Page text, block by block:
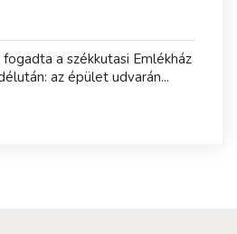
a székkutasi Emlékház
az épület udvarán...